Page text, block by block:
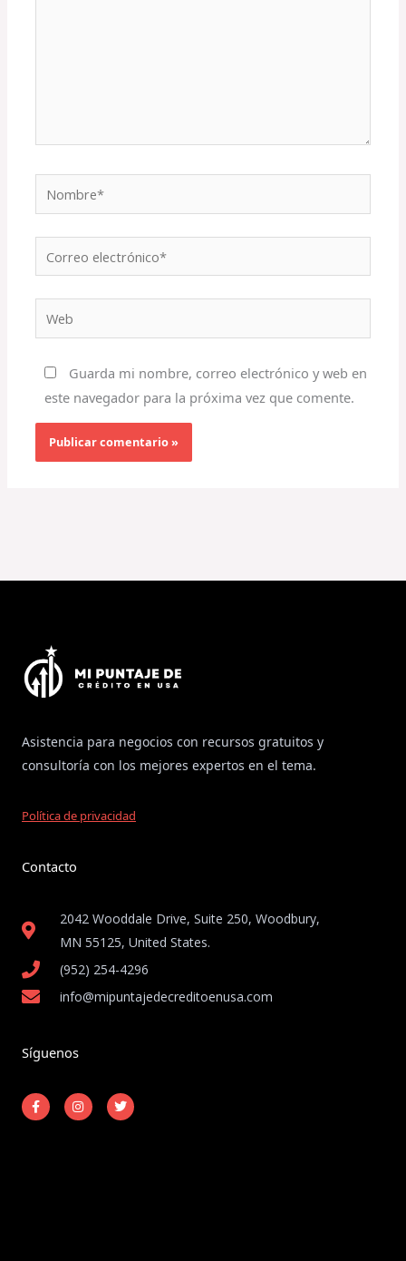
Nombre*
electrónico*
Guarda mi nombre, correo electrónico y web en
este navegador para la próxima vez que comente.
Asistencia para negocios con recursos gratuitos y
consultoría con los mejores expertos en el tema.
Política de privacidad
Contacto
2042 Wooddale Drive, Suite 250, Woodbury,
MN 55125, United States​.
(952) 254-4296
info@mipuntajedecreditoenusa.com
Síguenos
F
a
c
I
n
s
T
w
i